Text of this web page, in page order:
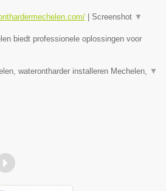
Screenshot ▼
biedt professionele oplossingen voor
waterontharder installeren Mechelen, ▼